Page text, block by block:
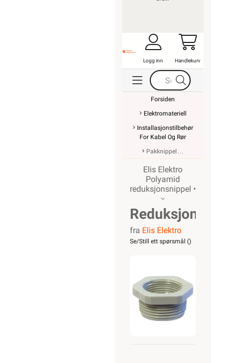
Logg inn Handlekurv
Forsiden
Elektromateriell
Installasjonstilbehør
For Kabel Og Rør
Pakknippel
Elis Elektro
Polyamid
reduksjonsnippel •
M20-M16
fra Elis Elektro
Se/Still ett spørsmål ()